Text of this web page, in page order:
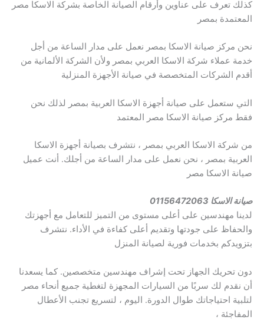
كذلك تعرف على عناوين وأرقام الصيانة الخاصة بشركة الاسكا مصر
المعتمدة بمصر
نحن مركز صيانة الاسكا بمصر نعمل على مدار الساعة من أجل
خدمة عملاء شركة الاسكا العربي بمصر ولأن الشركة الألمانية من
أقدم الشركات المتخصصة في صيانة الأجهزة المنزلية
التي ستعمل على صيانة أجهزة الاسكا العربية بمصر لذلك نحن
فقط مركز صيانة الاسكا مصر المعتمد
من شركة الاسكا العربي بمصر ، نتشرف بصيانة أجهزة الاسكا
العربية بمصر ، نحن نعمل على مدار الساعة من أجلك. أنت عميل
صيانة الاسكا مصر
صيانة الاسكا 01156472063
لدينا مهندسين على أعلى مستوى من التميز للتعامل مع أجهزتك
والحفاظ على جودتها وتقديم أعلى كفاءة في الأداء. نتشرف
بتزويدكم بخدمات فورية لصيانة المنزل
دون تحريك الجهاز تحت إشراف مهندسين متخصصين. كما يسعدنا
أن نقدم لك سربًا من السيارات المجهزة لتغطية جميع أنحاء مصر
لتلبية احتياجاتك طوال الدورة. اليوم ، لتسريع تجنب الأعطال
المفاجئة ،